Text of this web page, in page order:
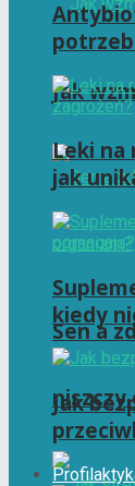
Jak
Sen a
niszczy
Leki na
jak
kiedy
Jak